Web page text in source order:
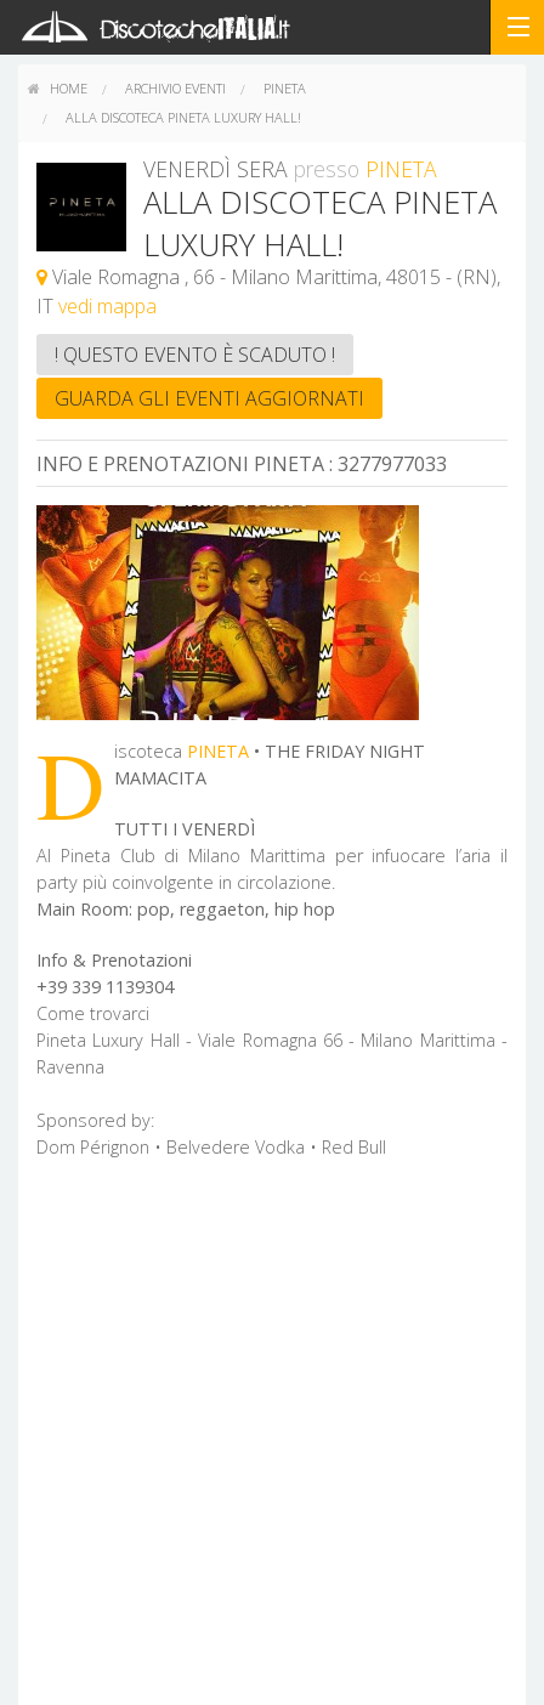
HOME ARCHIVIO EVENTI
PINETA
ALLA DISCOTECA PINETA LUXURY HALL!
VENERDÌ SERA presso PINETA
ALLA DISCOTECA PINETA
LUXURY HALL!
ITvedi mappa
! QUESTO EVENTO È SCADUTO !
GUARDA GLI EVENTI AGGIORNATI
INFO E PRENOTAZIONI PINETA : 3277977033
D iscoteca PINETA • THE FRIDAY NIGHT
MAMACITA
TUTTI I VENERDÌ
Al Pineta Club di Milano Marittima per infuocare l’aria il
party più coinvolgente in circolazione.
Main Room: pop, reggaeton, hip hop
Info & Prenotazioni
+39 339 1139304
Come trovarci
Pineta Luxury Hall - Viale Romagna 66 - Milano Marittima -
Ravenna
Sponsored by:
Dom Pérignon • Belvedere Vodka • Red Bull